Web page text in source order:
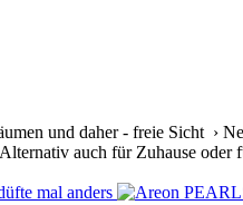
und daher - freie Sicht ›
auch für Zuhause oder